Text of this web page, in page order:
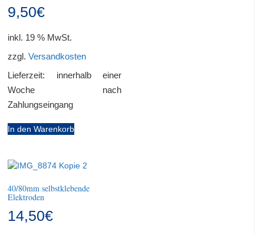
9,50€
inkl. 19 % MwSt.
zzgl.Versandkosten
Lieferzeit: innerhalb einer
Woche nach
Zahlungseingang
In den Warenkorb
40/80mm selbstklebende
Elektroden
14,50€